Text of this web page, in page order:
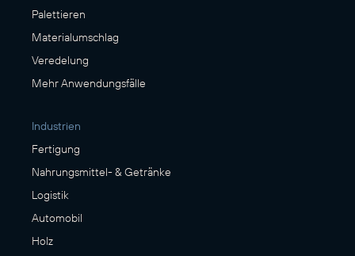
Palettieren
Materialumschlag
Veredelung
Mehr Anwendungsfälle
Industrien
Fertigung
Nahrungsmittel- & Getränke
Logistik
Automobil
Holz